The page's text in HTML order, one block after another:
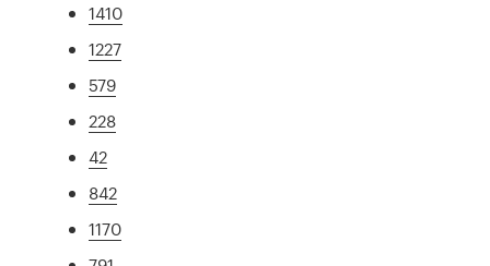
1410
1227
579
228
42
842
1170